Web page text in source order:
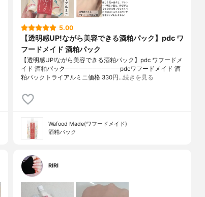
5.00
【透明感UP!ながら美容できる酒粕パック】pdc ワ
フードメイド 酒粕パック
【透明感UP!ながら美容できる酒粕パック】pdc ワフードメ
イド 酒粕パック────────────pdcワフードメイド 酒
粕パックトライアルミニ価格 330円…続きを見る
Wafood Made(ワフードメイド)
酒粕パック
RIRI